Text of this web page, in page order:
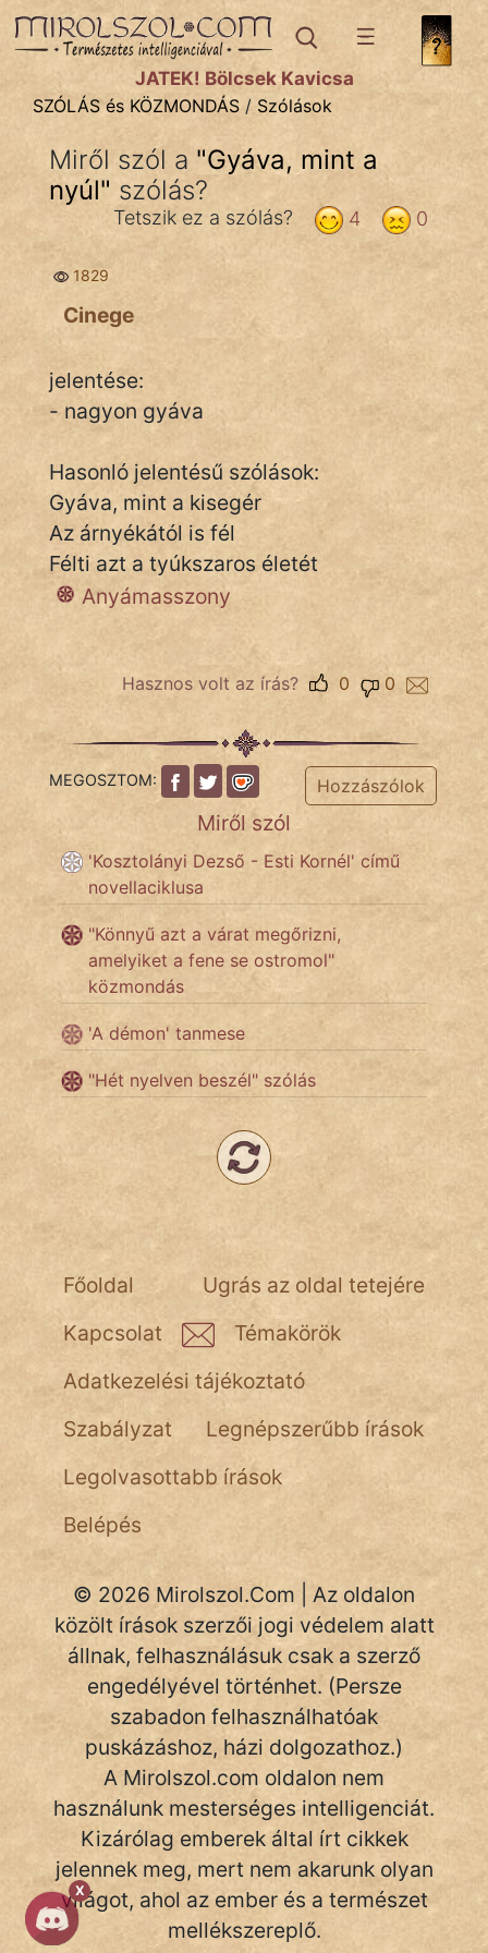
X
SZÓLÁS ÉS KÖZMONDÁStémák:
Bibliai
Közmondások
Szállóigék
Szóláscsoportok
Szólások
Tréfás
IRODALOM
ÉLETMÓD
MAGYARSÁG
És
TÖRTÉNELEM
Népszerű szerzőink:
cinege
Láron Ádám
mikkamakka
vörös ördög
nagyöreg
NapHold
Név nélkül
pszichopati
szegény legény
Hoffer Botond
szemfüles
JÁTÉK! Bölcsek Kavicsa
SZÓLÁS és KÖZMONDÁS / Szólások
Miről szól a "Gyáva, mint a
nyúl" szólás?
0
4
Tetszik ez a szólás?
1829
Cinege
jelentése:
- nagyon gyáva
Hasonló jelentésű szólások:
Gyáva, mint a kisegér
Az árnyékától is fél
Félti azt a tyúkszaros életét
Anyámasszony
Hasznos volt az írás? 0
0
MEGOSZTOM: Hozzászólok
Miről szól
'Kosztolányi Dezső - Esti Kornél' című
novellaciklusa
"Könnyű azt a várat megőrizni,
amelyiket a fene se ostromol"
közmondás
'A démon' tanmese
"Hét nyelven beszél" szólás
Ugrás az oldal tetejére
Főoldal
Kapcsolat
Témakörök
Adatkezelési tájékoztató
Szabályzat
Legnépszerűbb írások
Legolvasottabb írások
Belépés
© 2026 Mirolszol.Com | Az oldalon
közölt írások szerzői jogi védelem alatt
állnak, felhasználásuk csak a szerző
engedélyével történhet. (Persze
szabadon felhasználhatóak
puskázáshoz, házi dolgozathoz.)
A Mirolszol.com oldalon nem
használunk mesterséges intelligenciát.
Kizárólag emberek által írt cikkek
jelennek meg, mert nem akarunk olyan
világot, ahol az ember és a természet
mellékszereplő.